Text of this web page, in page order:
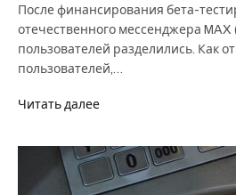
После финансирования бета-
отечественного мессенджера
пользователей разделились. Как
пользователей,…
Читать далее